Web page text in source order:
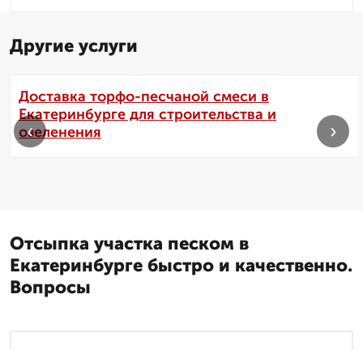
Другие услуги
Доставка торфо-песчаной смеси в
Екатеринбурге для строительства и
озеленения
‹ ›
Отсыпка участка песком в
Екатеринбурге быстро и качественно.
Вопросы